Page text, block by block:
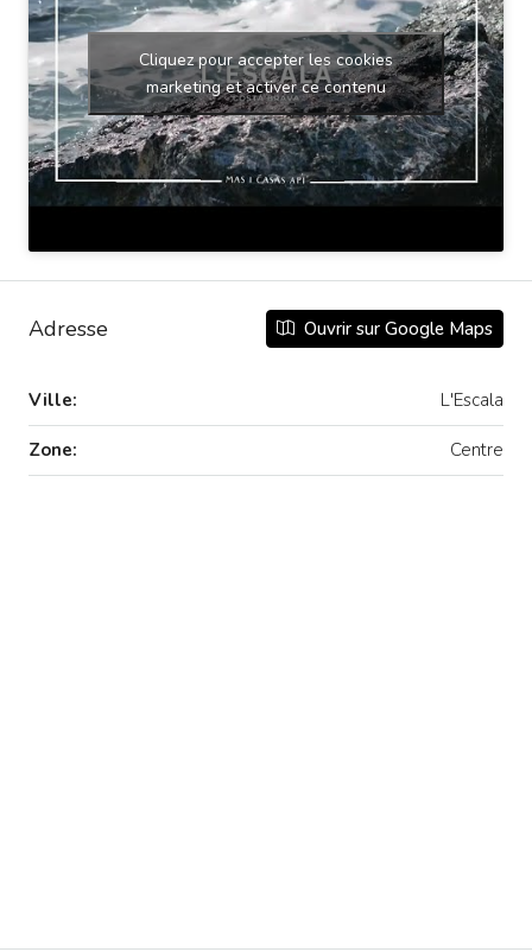
Cliquez pour accepter les cookies
marketing et activer ce contenu
Adresse Ouvrir sur Google Maps
Ville: L'Escala
Zone: Centre